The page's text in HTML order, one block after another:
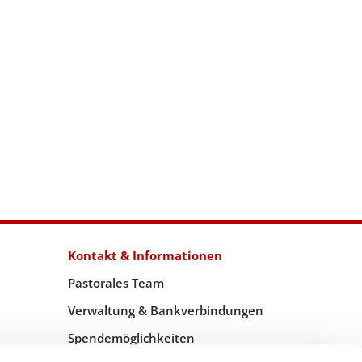
Kontakt & Informationen
Pastorales Team
Verwaltung & Bankverbindungen
Spendemöglichkeiten